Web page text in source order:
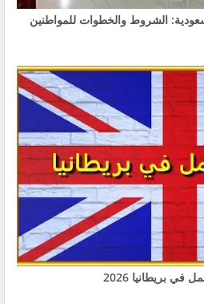
الشروط والخطوات للمواطنين
بريطانيا 2026